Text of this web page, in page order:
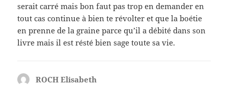
serait carré mais bon faut pas trop en demander en
tout cas continue à bien te révolter et que la boétie
en prenne de la graine parce qu’il a débité dans son
livre mais il est résté bien sage toute sa vie.
ROCH Elisabeth